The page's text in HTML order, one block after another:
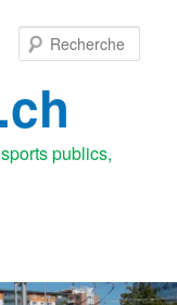
publics,